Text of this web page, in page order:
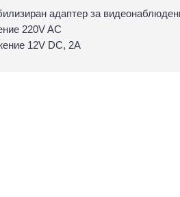
адаптер за
220V AC
12V DC, 2A